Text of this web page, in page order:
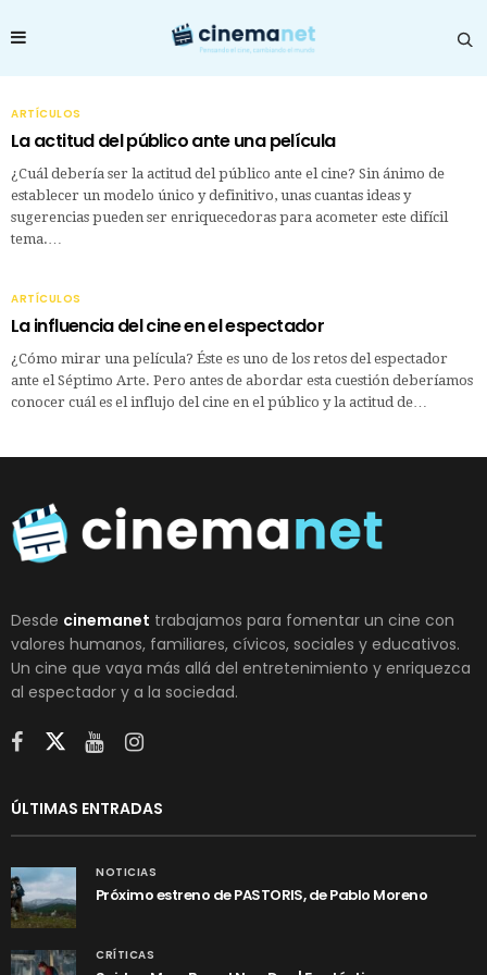
ARTÍCULOS
La actitud del público ante una película
¿Cuál debería ser la actitud del público ante el cine? Sin ánimo de
establecer un modelo único y definitivo, unas cuantas ideas y
sugerencias pueden ser enriquecedoras para acometer este difícil
tema.…
ARTÍCULOS
La influencia del cine en el espectador
¿Cómo mirar una película? Éste es uno de los retos del espectador
ante el Séptimo Arte. Pero antes de abordar esta cuestión deberíamos
conocer cuál es el influjo del cine en el público y la actitud de…
Desde cinemanet trabajamos para fomentar un cine con
valores humanos, familiares, cívicos, sociales y educativos.
Un cine que vaya más allá del entretenimiento y enriquezca
al espectador y a la sociedad.
ÚLTIMAS ENTRADAS
NOTICIAS
Próximo estreno de PASTORIS, de Pablo Moreno
CRÍTICAS